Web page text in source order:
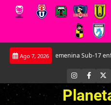
Saltar
Ago 7, 2026
Femenina Sub-17 enfrentará a